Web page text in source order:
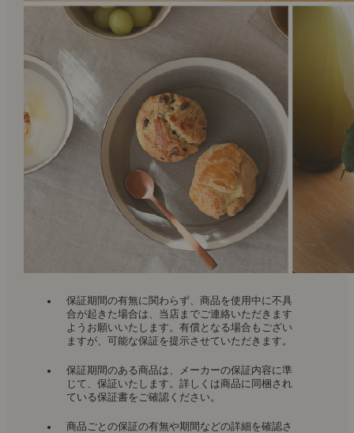
保証期間の有無に関わらず、商品を使用中に不具
合が起きた場合は、当店までご連絡いただきます
ようお願いいたします。有償となる場合もござい
ますが、可能な保証を提示させていただきます。
保証期間のある商品は、メーカーの保証内容に準
じて、保証いたします。詳しくは商品に同梱され
ている保証書をご確認ください。
商品ごとの保証の有無や期間などの詳細を確認さ